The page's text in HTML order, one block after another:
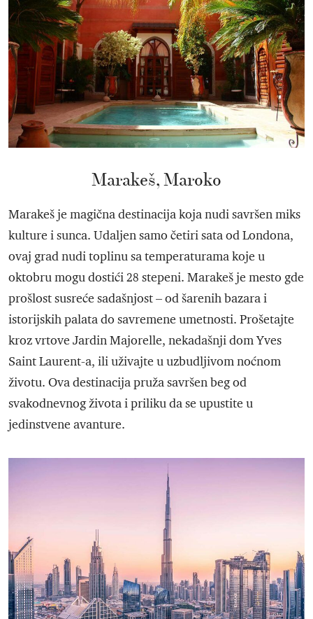
Marakeš, Maroko
Marakeš je magična destinacija koja nudi savršen miks
kulture i sunca. Udaljen samo četiri sata od Londona,
ovaj grad nudi toplinu sa temperaturama koje u
oktobru mogu dostići 28 stepeni. Marakeš je mesto gde
prošlost susreće sadašnjost – od šarenih bazara i
istorijskih palata do savremene umetnosti. Prošetajte
kroz vrtove Jardin Majorelle, nekadašnji dom Yves
Saint Laurent-a, ili uživajte u uzbudljivom noćnom
životu. Ova destinacija pruža savršen beg od
svakodnevnog života i priliku da se upustite u
jedinstvene avanture.